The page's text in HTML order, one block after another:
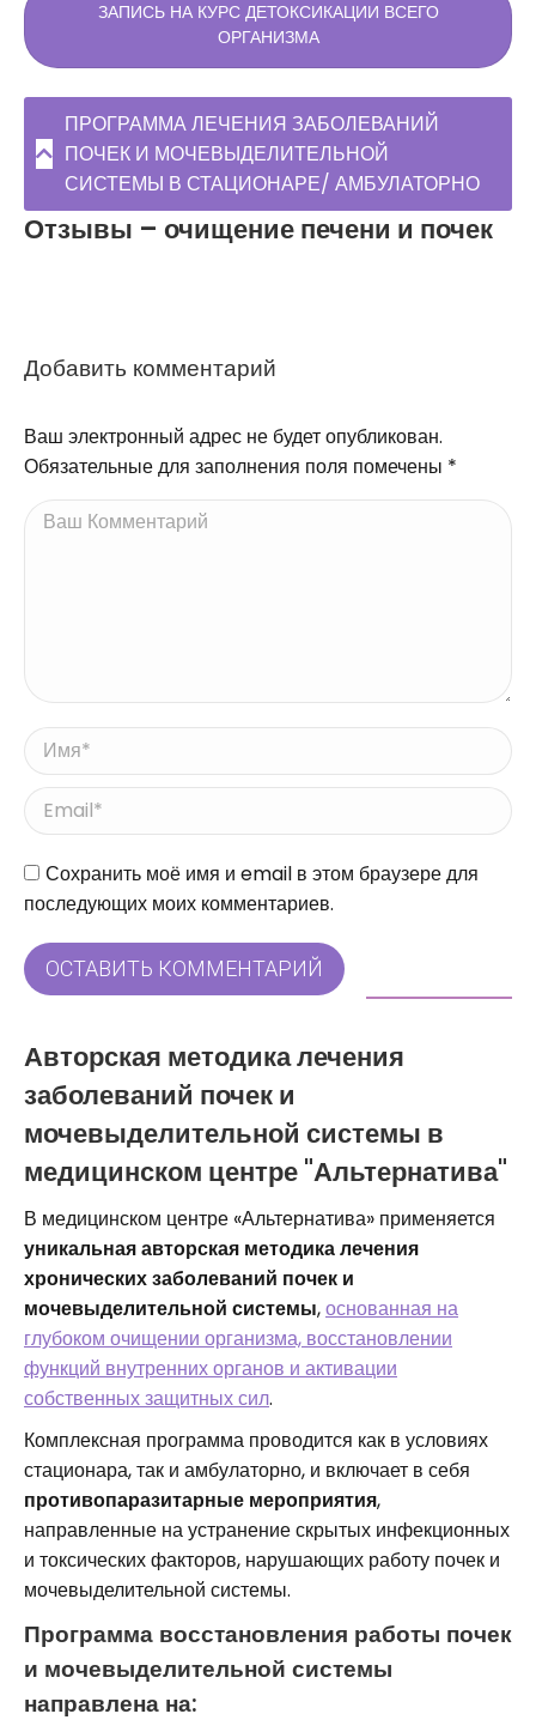
ЗАПИСЬ НА КУРС ДЕТОКСИКАЦИИ ВСЕГО
ОРГАНИЗМА
ПРОГРАММА ЛЕЧЕНИЯ ЗАБОЛЕВАНИЙ
ПОЧЕК И МОЧЕВЫДЕЛИТЕЛЬНОЙ
СИСТЕМЫ В СТАЦИОНАРЕ/ АМБУЛАТОРНО
Отзывы – очищение печени и почек
Добавить комментарий
Ваш электронный адрес не будет опубликован.
Обязательные для заполнения поля помечены *
Ваш Комментарий
Имя *
Email *
СайтСохранить моё имя и email в этом браузере для
последующих моих комментариев.
ОСТАВИТЬ КОММЕНТАРИЙ
Авторская методика лечения
заболеваний почек и
мочевыделительной системы в
медицинском центре "Альтернатива"
В медицинском центре «Альтернатива» применяется
уникальная авторская методика лечения
хронических заболеваний почек и
мочевыделительной системы,основанная на
глубоком очищении организма, восстановлении
функций внутренних органов и активации
собственных защитных сил.
Комплексная программа проводится как в условиях
стационара, так и амбулаторно, и включает в себя
противопаразитарные мероприятия,
направленные на устранение скрытых инфекционных
и токсических факторов, нарушающих работу почек и
мочевыделительной системы.
Программа восстановления работы почек
и мочевыделительной системы
направлена на: